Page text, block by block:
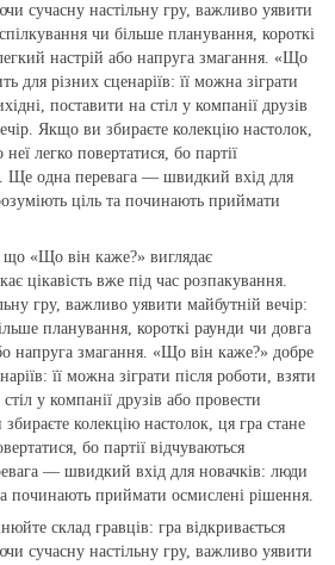
сучасну настільну гру, важливо уявити
чи більше планування, короткі
настрій або напруга змагання. «Що
для різних сценаріїв: її можна зіграти
поставити на стіл у компанії друзів
Якщо ви збираєте колекцію настолок,
легко повертатися, бо партії
Ще одна перевага — швидкий вхід для
ціль та починають приймати
«Що він каже?» виглядає
цікавість вже під час розпакування.
гру, важливо уявити майбутній вечір:
планування, короткі раунди чи довга
напруга змагання. «Що він каже?» добре
її можна зіграти після роботи, взяти
у компанії друзів або провести
колекцію настолок, ця гра стане
бо партії відчуваються
— швидкий вхід для новачків: люди
починають приймати осмислені рішення.
склад гравців: гра відкривається
сучасну настільну гру, важливо уявити